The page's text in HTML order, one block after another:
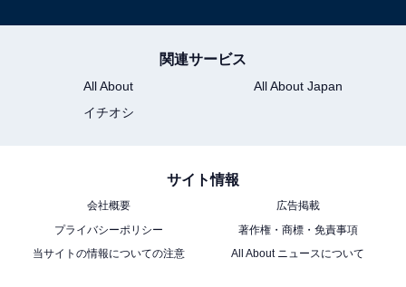
関連サービス
All About
All About Japan
イチオシ
サイト情報
会社概要
広告掲載
プライバシーポリシー
著作権・商標・免責事項
当サイトの情報についての注意
All About ニュースについて